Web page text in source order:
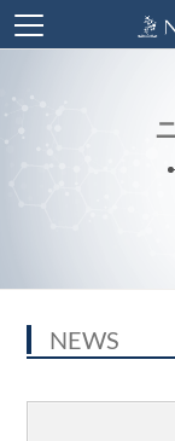
NEWS